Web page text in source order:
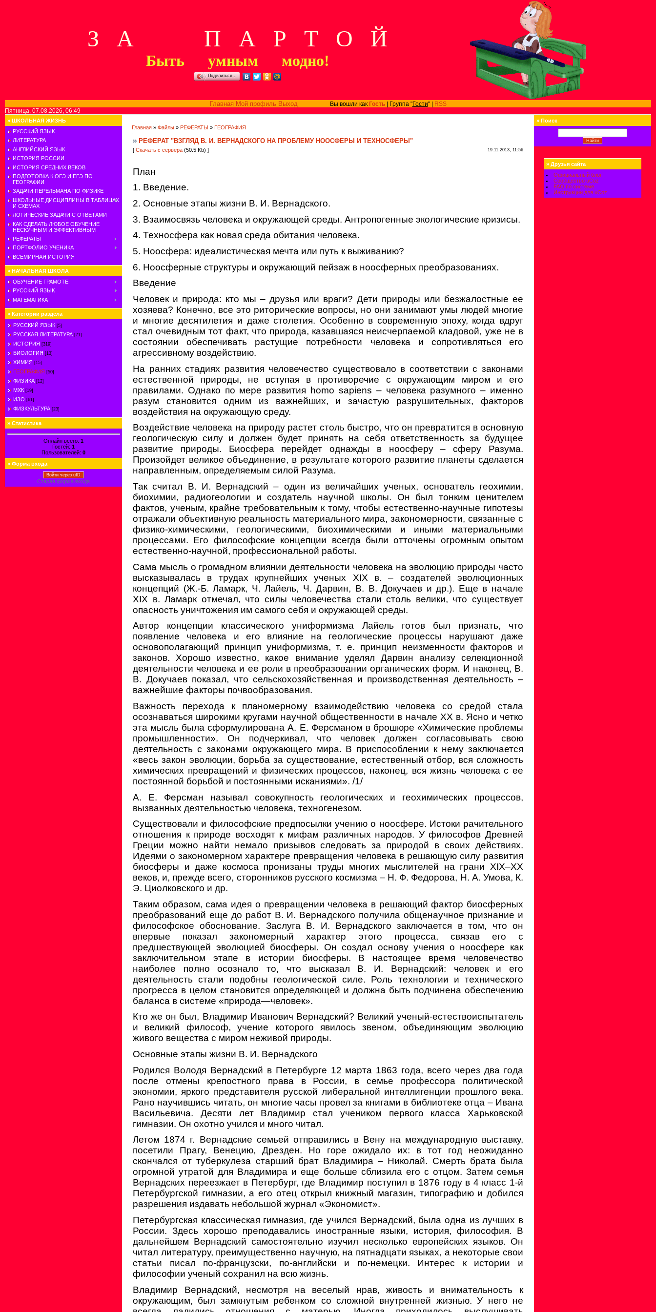
З А П А Р Т О Й
Быть умным модно!
Поделиться…
Главная Мой профиль ВыходВы вошли как Гость| Группа "Гости" |
RSS
Пятница, 07.08.2026, 06:49
» ШКОЛЬНАЯ ЖИЗНЬ
РУССКИЙ ЯЗЫК
ЛИТЕРАТУРА
АНГЛИЙСКИЙ ЯЗЫК
ИСТОРИЯ РОССИИ
ИСТОРИЯ СРЕДНИХ ВЕКОВ
ПОДГОТОВКА К ОГЭ И ЕГЭ ПО
ГЕОГРАФИИ
ЗАДАЧИ ПЕРЕЛЬМАНА ПО ФИЗИКЕ
ШКОЛЬНЫЕ ДИСЦИПЛИНЫ В ТАБЛИЦАХ
И СХЕМАХ
ЛОГИЧЕСКИЕ ЗАДАЧИ С ОТВЕТАМИ
КАК СДЕЛАТЬ ЛЮБОЕ ОБУЧЕНИЕ
НЕСКУЧНЫМ И ЭФФЕКТИВНЫМ
РЕФЕРАТЫ
ПОРТФОЛИО УЧЕНИКА
ВСЕМИРНАЯ ИСТОРИЯ
» НАЧАЛЬНАЯ ШКОЛА
ОБУЧЕНИЕ ГРАМОТЕ
РУССКИЙ ЯЗЫК
МАТЕМАТИКА
» Категории раздела
РУССКИЙ ЯЗЫК [5]
РУССКАЯ ЛИТЕРАТУРА [71]
ИСТОРИЯ [319]
БИОЛОГИЯ [13]
ХИМИЯ [15]
ГЕОГРАФИЯ [50]
ФИЗИКА [12]
МХК [19]
ИЗО [61]
ФИЗКУЛЬТУРА [23]
» Статистика
Онлайн всего: 1
Гостей: 1
Пользователей: 0
» Форма входа
Войти через uID
Старая форма входа
Главная » Файлы » РЕФЕРАТЫ » ГЕОГРАФИЯ
РЕФЕРАТ "ВЗГЛЯД В. И. ВЕРНАДСКОГО НА ПРОБЛЕМУ НООСФЕРЫ И ТЕХНОСФЕРЫ"
[ Скачать с сервера (50.5 Kb) ] 19.11.2013, 11:56
План
1. Введение.
2. Основные этапы жизни В. И. Вернадского.
3. Взаимосвязь человека и окружающей среды. Антропогенные экологические кризисы.
4. Техносфера как новая среда обитания человека.
5. Ноосфера: идеалистическая мечта или путь к выживанию?
6. Ноосферные структуры и окружающий пейзаж в ноосферных преобразованиях.
Введение
Человек и природа: кто мы – друзья или враги? Дети природы или безжалостные ее
хозяева? Конечно, все это риторические вопросы, но они занимают умы людей многие
и многие десятилетия и даже столетия. Особенно в современную эпоху, когда вдруг
стал очевидным тот факт, что природа, казавшаяся неисчерпаемой кладовой, уже не в
состоянии обеспечивать растущие потребности человека и сопротивляться его
агрессивному воздействию.
На ранних стадиях развития человечество существовало в соответствии с законами
естественной природы, не вступая в противоречие с окружающим миром и его
правилами. Однако по мере развития homo sapiens – человека разумного – именно
разум становится одним из важнейших, и зачастую разрушительных, факторов
воздействия на окружающую среду.
Воздействие человека на природу растет столь быстро, что он превратится в основную
геологическую силу и должен будет принять на себя ответственность за будущее
развитие природы. Биосфера перейдет однажды в ноосферу – сферу Разума.
Произойдет великое объединение, в результате которого развитие планеты сделается
направленным, определяемым силой Разума.
Так считал В. И. Вернадский – один из величайших ученых, основатель геохимии,
биохимии, радиогеологии и создатель научной школы. Он был тонким ценителем
фактов, ученым, крайне требовательным к тому, чтобы естественно-научные гипотезы
отражали объективную реальность материального мира, закономерности, связанные с
физико-химическими, геологическими, биохимическими и иными материальными
процессами. Его философские концепции всегда были отточены огромным опытом
естественно-научной, профессиональной работы.
Сама мысль о громадном влиянии деятельности человека на эволюцию природы часто
высказывалась в трудах крупнейших ученых XIX в. – создателей эволюционных
концепций (Ж.-Б. Ламарк, Ч. Лайель, Ч. Дарвин, В. В. Докучаев и др.). Еще в начале
XIX в. Ламарк отмечал, что силы человечества стали столь велики, что существует
опасность уничтожения им самого себя и окружающей среды.
Автор концепции классического униформизма Лайель готов был признать, что
появление человека и его влияние на геологические процессы нарушают даже
основополагающий принцип униформизма, т. е. принцип неизменности факторов и
законов. Хорошо известно, какое внимание уделял Дарвин анализу селекционной
деятельности человека и ее роли в преобразовании органических форм. И наконец, В.
В. Докучаев показал, что сельскохозяйственная и производственная деятельность –
важнейшие факторы почвообразования.
Важность перехода к планомерному взаимодействию человека со средой стала
осознаваться широкими кругами научной общественности в начале XX в. Ясно и четко
эта мысль была сформулирована А. Е. Ферсманом в брошюре «Химические проблемы
промышленности». Он подчеркивал, что человек должен согласовывать свою
деятельность с законами окружающего мира. В приспособлении к нему заключается
«весь закон эволюции, борьба за существование, естественный отбор, вся сложность
химических превращений и физических процессов, наконец, вся жизнь человека с ее
постоянной борьбой и постоянными исканиями». /1/
А. Е. Ферсман называл совокупность геологических и геохимических процессов,
вызванных деятельностью человека, техногенезом.
Существовали и философские предпосылки учению о ноосфере. Истоки рачительного
отношения к природе восходят к мифам различных народов. У философов Древней
Греции можно найти немало призывов следовать за природой в своих действиях.
Идеями о закономерном характере превращения человека в решающую силу развития
биосферы и даже космоса пронизаны труды многих мыслителей на грани XIX–XX
веков, и, прежде всего, сторонников русского космизма – Н. Ф. Федорова, Н. А. Умова, К.
Э. Циолковского и др.
Таким образом, сама идея о превращении человека в решающий фактор биосферных
преобразований еще до работ В. И. Вернадского получила общенаучное признание и
философское обоснование. Заслуга В. И. Вернадского заключается в том, что он
впервые показал закономерный характер этого процесса, связав его с
предшествующей эволюцией биосферы. Он создал основу учения о ноосфере как
заключительном этапе в истории биосферы. В настоящее время человечество
наиболее полно осознало то, что высказал В. И. Вернадский: человек и его
деятельность стали подобны геологической силе. Роль технологии и технического
прогресса в целом становится определяющей и должна быть подчинена обеспечению
баланса в системе «природа—человек».
Кто же он был, Владимир Иванович Вернадский? Великий ученый-естествоиспытатель
и великий философ, учение которого явилось звеном, объединяющим эволюцию
живого вещества с миром неживой природы.
Основные этапы жизни В. И. Вернадского
Родился Володя Вернадский в Петербурге 12 марта 1863 года, всего через два года
после отмены крепостного права в России, в семье профессора политической
экономии, яркого представителя русской либеральной интеллигенции прошлого века.
Рано научившись читать, он многие часы провел за книгами в библиотеке отца – Ивана
Васильевича. Десяти лет Владимир стал учеником первого класса Харьковской
гимназии. Он охотно учился и много читал.
Летом 1874 г. Вернадские семьей отправились в Вену на международную выставку,
посетили Прагу, Венецию, Дрезден. Но горе ожидало их: в тот год неожиданно
скончался от туберкулеза старший брат Владимира – Николай. Смерть брата была
огромной утратой для Владимира и еще больше сблизила его с отцом. Затем семья
Вернадских переезжает в Петербург, где Владимир поступил в 1876 году в 4 класс 1-й
Петербургской гимназии, а его отец открыл книжный магазин, типографию и добился
разрешения издавать небольшой журнал «Экономист».
Петербургская классическая гимназия, где учился Вернадский, была одна из лучших в
России. Здесь хорошо преподавались иностранные языки, история, философия. В
дальнейшем Вернадский самостоятельно изучил несколько европейских языков. Он
читал литературу, преимущественно научную, на пятнадцати языках, а некоторые свои
статьи писал по-французски, по-английски и по-немецки. Интерес к истории и
философии ученый сохранил на всю жизнь.
Владимир Вернадский, несмотря на веселый нрав, живость и внимательность к
окружающим, был замкнутым ребенком со сложной внутренней жизнью. У него не
» Поиск
» Друзья сайта
Официальный блог
Сообщество uCoz
FAQ по системе
Инструкции для uCoz